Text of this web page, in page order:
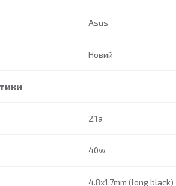
Asus
Новий
2.1a
40w
4.8x1.7mm (long black)